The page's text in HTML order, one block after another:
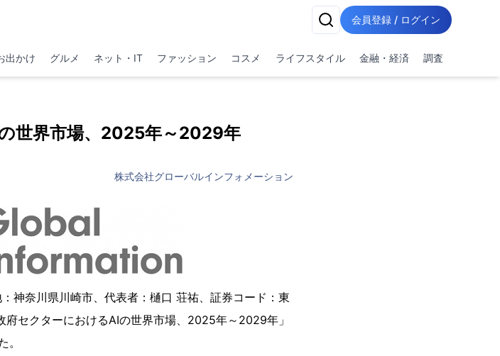
会員登録 / ログイン
出かけ グルメ ネット・IT ファッション コスメ ライフスタイル 金融・経済 調査
世界市場、2025年～2029年
株式会社グローバルインフォメーション
神奈川県川崎市、代表者：樋口 荘祐、証券コード：東
セクターにおけるAIの世界市場、2025年～2029年」
。